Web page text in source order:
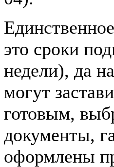
это сроки
недели), да
могут
готовым,
документы,
оформлены